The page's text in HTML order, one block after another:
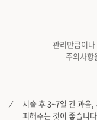
관리만큼이
주의사항
시술 후 3~7일 간 과음
피해주는 것이 좋습니다.